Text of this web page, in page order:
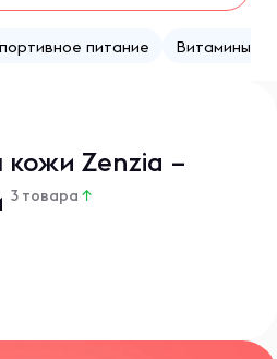
питание Витамины
кожи Zenzia –
3 товара ↑